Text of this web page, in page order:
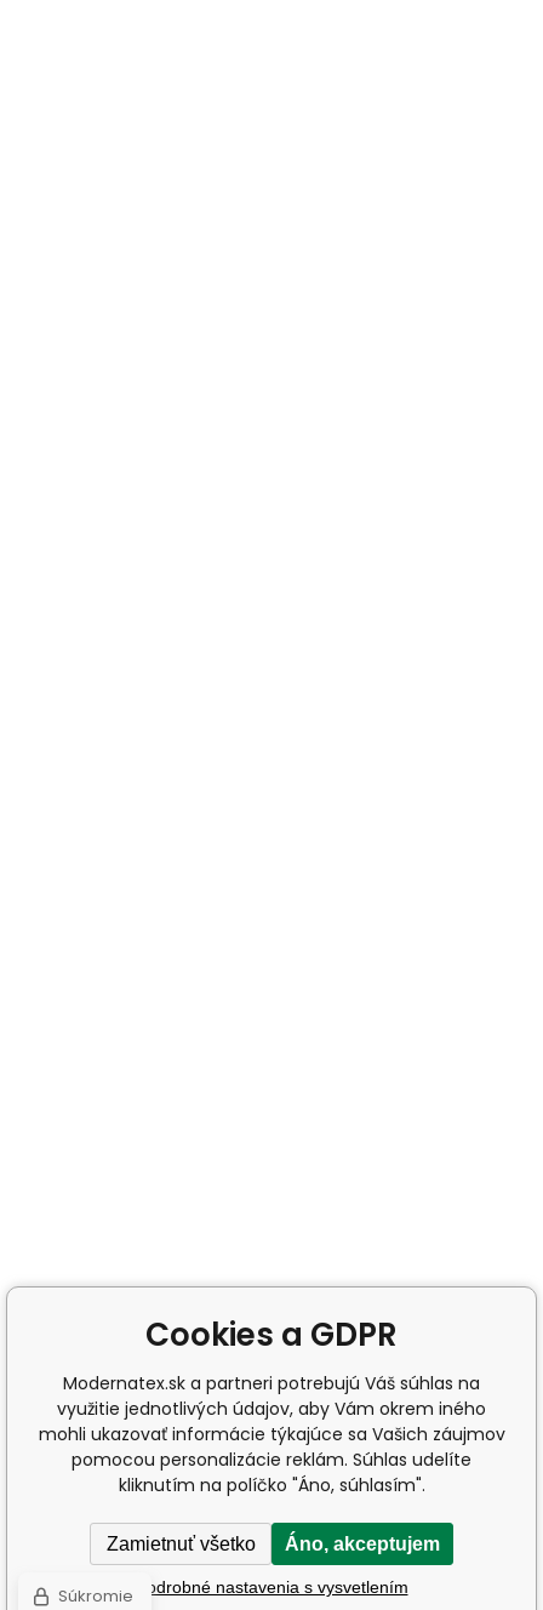
Cookies a GDPR
Modernatex.sk a partneri potrebujú Váš súhlas na
využitie jednotlivých údajov, aby Vám okrem iného
mohli ukazovať informácie týkajúce sa Vašich záujmov
pomocou personalizácie reklám. Súhlas udelíte
kliknutím na políčko "Áno, súhlasím".
Zamietnuť všetko Áno, akceptujem
Podrobné nastavenia s vysvetlením
Súkromie